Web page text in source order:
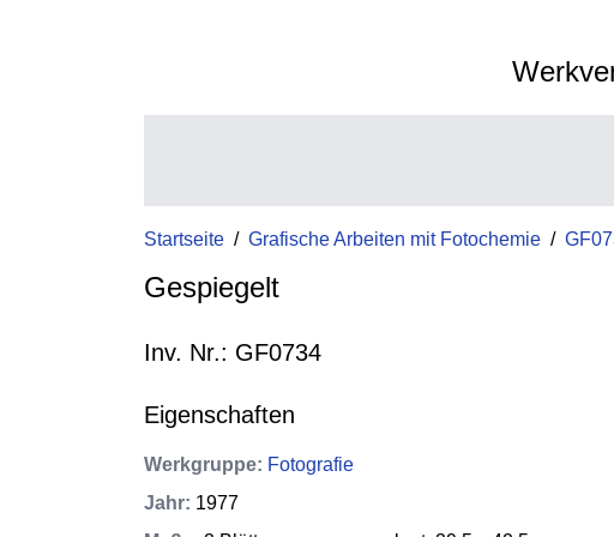
Startseite / Grafische Arbeiten mit Fotochemie /
Gespiegelt
Inv. Nr.: GF0734
Eigenschaften
Werkgruppe: Fotografie
Jahr: 1977